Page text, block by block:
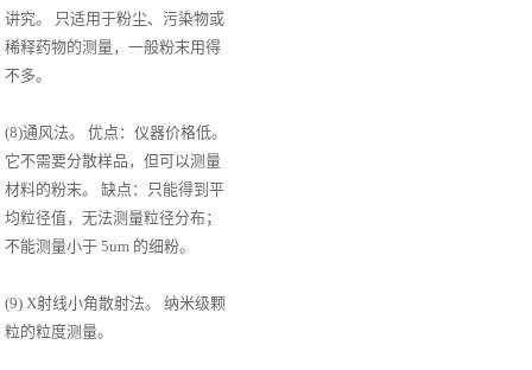
讲究。 只适用于粉尘、污染物或
稀释药物的测量，一般粉末用得
不多。
(8)通风法。 优点：仪器价格低。
它不需要分散样品，但可以测量
材料的粉末。 缺点：只能得到平
均粒径值，无法测量粒径分布；
不能测量小于 5um 的细粉。
(9) X射线小角散射法。 纳米级颗
粒的粒度测量。